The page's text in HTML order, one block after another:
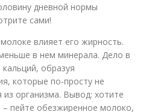
дневной нормы
сами!
влияет его жирность.
в нем минерала. Дело в
образуя
которые по-просту не
организма. Вывод: хотите
пейте обезжиренное молоко,